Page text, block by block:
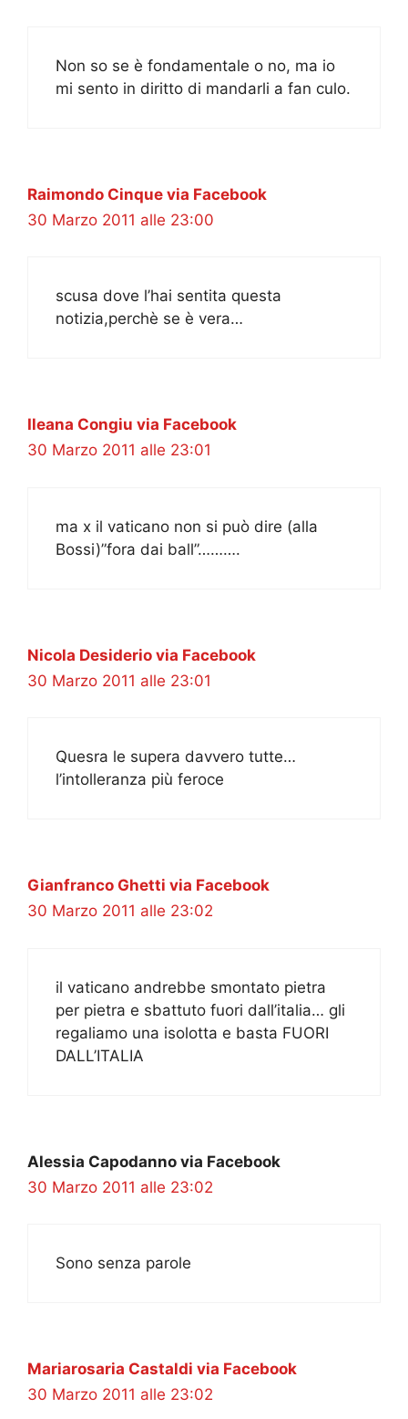
Non so se è fondamentale o no, ma io
mi sento in diritto di mandarli a fan culo.
Raimondo Cinque via Facebook
30 Marzo 2011 alle 23:00
scusa dove l’hai sentita questa
notizia,perchè se è vera…
Ileana Congiu via Facebook
30 Marzo 2011 alle 23:01
ma x il vaticano non si può dire (alla
Bossi)”fora dai ball”……….
Nicola Desiderio via Facebook
30 Marzo 2011 alle 23:01
Quesra le supera davvero tutte…
l’intolleranza più feroce
Gianfranco Ghetti via Facebook
30 Marzo 2011 alle 23:02
il vaticano andrebbe smontato pietra
per pietra e sbattuto fuori dall’italia… gli
regaliamo una isolotta e basta FUORI
DALL’ITALIA
Alessia Capodanno via Facebook
30 Marzo 2011 alle 23:02
Sono senza parole
Mariarosaria Castaldi via Facebook
30 Marzo 2011 alle 23:02